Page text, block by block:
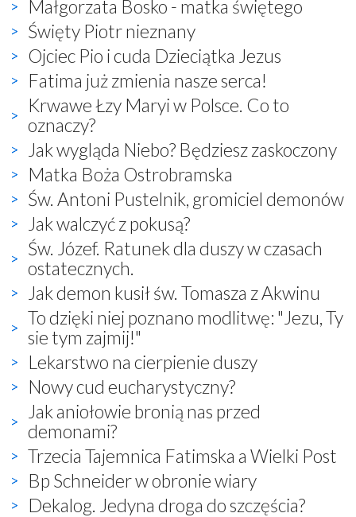
Małgorzata Bosko - matka świętego
Święty Piotr nieznany
Ojciec Pio i cuda Dzieciątka Jezus
Fatima już zmienia nasze serca!
Krwawe Łzy Maryi w Polsce. Co to
oznaczy?
Jak wygląda Niebo? Będziesz zaskoczony
Matka Boża Ostrobramska
Św. Antoni Pustelnik, gromiciel demonów
Jak walczyć z pokusą?
Św. Józef. Ratunek dla duszy w czasach
ostatecznych.
Jak demon kusił św. Tomasza z Akwinu
To dzięki niej poznano modlitwę: "Jezu, Ty
sie tym zajmij!"
Lekarstwo na cierpienie duszy
Nowy cud eucharystyczny?
Jak aniołowie bronią nas przed
demonami?
Trzecia Tajemnica Fatimska a Wielki Post
Bp Schneider w obronie wiary
Dekalog. Jedyna droga do szczęścia?